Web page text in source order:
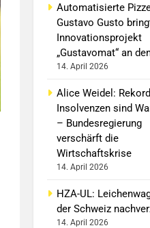
Automatisierte
Gustavo Gusto
Innovationsprojekt
„Gustavomat“ an
14. April 2026
Alice Weidel:
Insolvenzen sind
– Bundesregierung
verschärft die
Wirtschaftskrise
14. April 2026
HZA-UL:
der Schweiz
14. April 2026